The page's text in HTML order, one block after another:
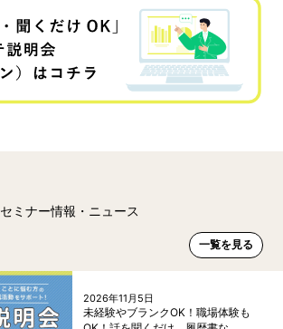
セミナー情報・ニュース
一覧を見る
2026年11月5日
未経験やブランクOK！職場体験も